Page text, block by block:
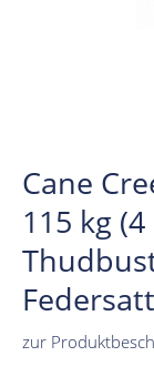
Cane
115 kg
zur